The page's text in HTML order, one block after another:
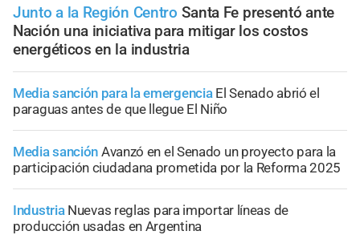
Junto a la Región Centro Santa Fe presentó ante
Nación una iniciativa para mitigar los costos
energéticos en la industria
Media sanción para la emergencia El Senado abrió el
paraguas antes de que llegue El Niño
Media sanción Avanzó en el Senado un proyecto para la
participación ciudadana prometida por la Reforma 2025
Industria Nuevas reglas para importar líneas de
producción usadas en Argentina